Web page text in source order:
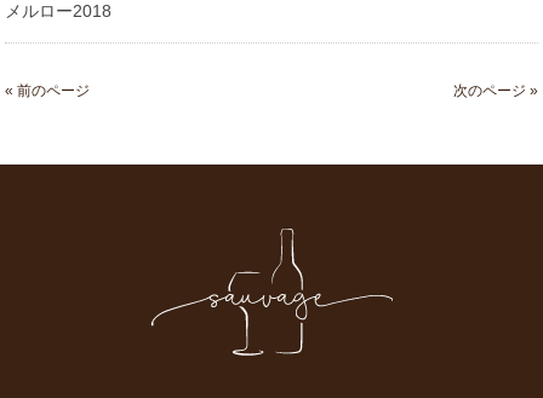
メルロー2018
« 前のページ 次のページ »